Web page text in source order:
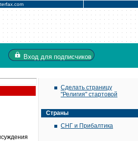
Вход для подписчиков
Сделать страницу
"Религия" стартовой
Страны
СНГ и Прибалтика